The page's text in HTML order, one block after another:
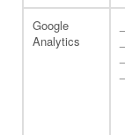
Google
Analytics